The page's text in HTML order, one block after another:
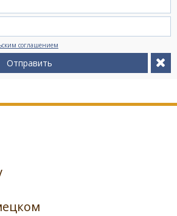
соглашением
Отправить